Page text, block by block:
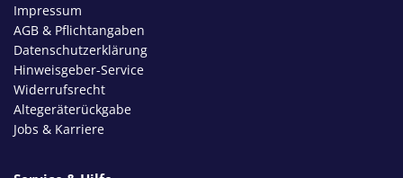
Impressum
AGB & Pflichtangaben
Datenschutzerklärung
Hinweisgeber-Service
Widerrufsrecht
Altegeräterückgabe
Jobs & Karriere